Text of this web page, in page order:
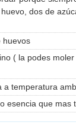
dos de
huevos
( la podes
a temperatura
esencia que mas